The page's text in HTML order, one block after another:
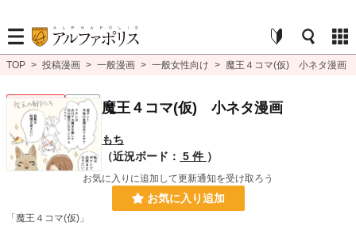
TOP > 投稿漫画 > 一般漫画 > 一般女性向け > 魔王４コマ(仮) 小ネタ漫画
一般女性向け 連載中 魔王４コマ(仮) 小ネタ漫画
もち
（近況ボード： 5 件 ）
お気に入りに追加して更新通知を受け取ろう
お気に入り追加
「魔王４コマ(仮)」